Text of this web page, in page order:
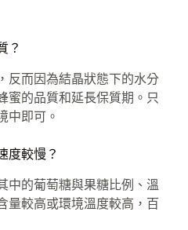
？
反而因為結晶狀態下的水分
蜜的品質和延長保質期。只
中即可。
度較慢？
中的葡萄糖與果糖比例、溫
量較高或環境溫度較高，百